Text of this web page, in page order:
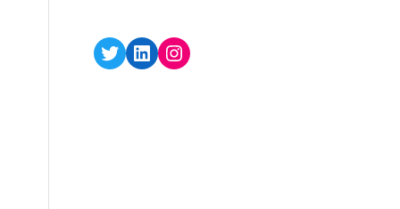
Twitter
LinkedIn
Instagram